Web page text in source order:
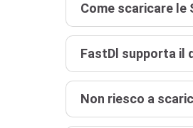
Come scaricare le
FastDl supporta il
Non riesco a